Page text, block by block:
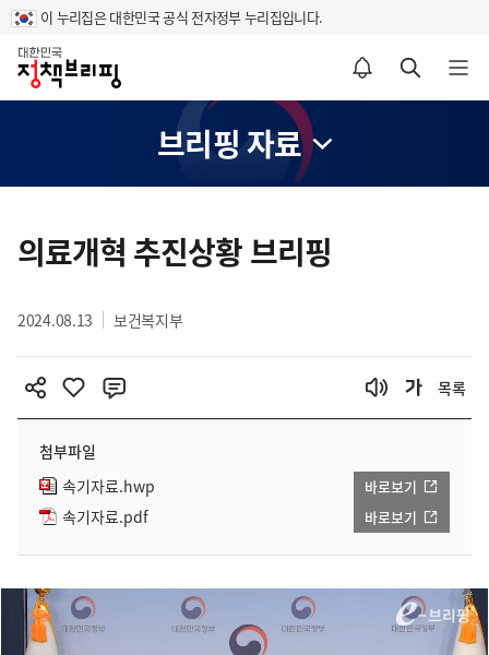
이 누리집은 대한민국 공식 전자정부 누리집입니다.
홈
알림설정 바로가기 검색 바로가기 메뉴 열기
브리핑 자료
텐
츠
역
의료개혁 추진상황 브리핑
2024.08.13 보건복지부
목록
첨부파일
속기자료.hwp
바로보기
속기자료.pdf 바로보기